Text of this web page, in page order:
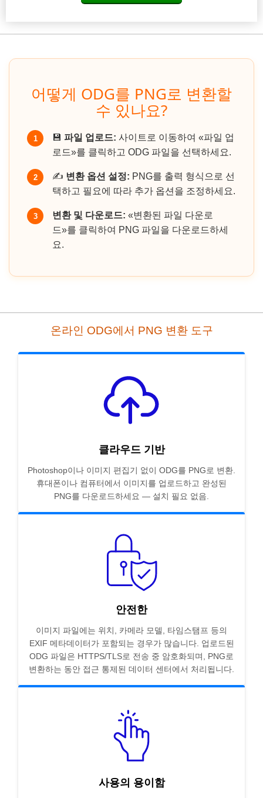
어떻게 ODG를 PNG로 변환할
수 있나요?
1 💾 파일 업로드: 사이트로 이동하여 «파일 업
로드»를 클릭하고 ODG 파일을 선택하세요.
2 ✍️ 변환 옵션 설정: PNG를 출력 형식으로 선
택하고 필요에 따라 추가 옵션을 조정하세요.
3 변환 및 다운로드: «변환된 파일 다운로
드»를 클릭하여 PNG 파일을 다운로드하세
요.
온라인 ODG에서 PNG 변환 도구
클라우드 기반
Photoshop이나 이미지 편집기 없이 ODG를 PNG로 변환.
휴대폰이나 컴퓨터에서 이미지를 업로드하고 완성된
PNG를 다운로드하세요 — 설치 필요 없음.
안전한
이미지 파일에는 위치, 카메라 모델, 타임스탬프 등의
EXIF 메타데이터가 포함되는 경우가 많습니다. 업로드된
ODG 파일은 HTTPS/TLS로 전송 중 암호화되며, PNG로
변환하는 동안 접근 통제된 데이터 센터에서 처리됩니다.
사용의 용이함